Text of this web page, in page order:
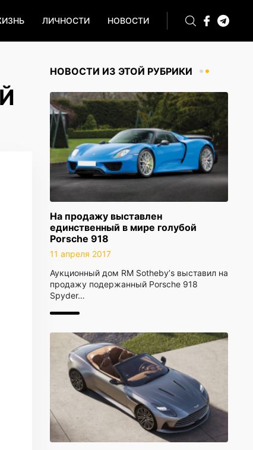
ЛИЧНОСТИ НОВОСТИ
НОВОСТИ ИЗ ЭТОЙ РУБРИКИ
На продажу выставлен
единственный в мире голубой
Porsche 918
11 апреля 2017
Аукционный дом RM Sothebyʼs выставил на
продажу подержанный Porsche 918
Spyder…